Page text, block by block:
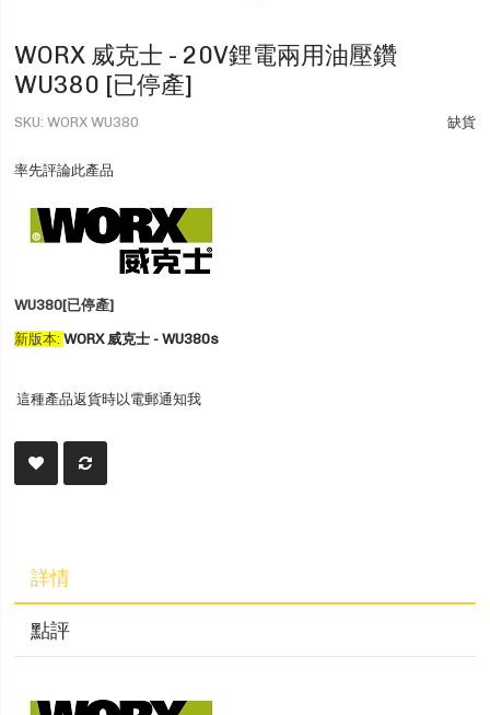
WORX 威克士 - 20V鋰電兩用油壓鑽
WU380 [已停產]
缺貨
SKU WORX WU380
率先評論此產品
WU380[已停產]
新版本:WORX 威克士 - WU380s
這種產品返貨時以電郵通知我
詳情
點評